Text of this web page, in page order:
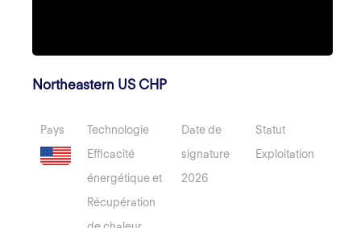
Northeastern US CHP
Pays
Technologie
Efficacité
énergétique et
Récupération
Date de
signature
2026
Statut
Exploitation